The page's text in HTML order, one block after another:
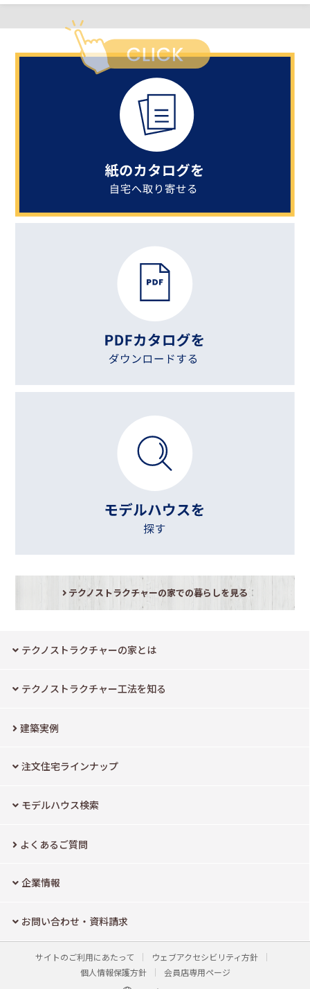
テクノストラクチャーの家での暮らしを見る
テクノストラクチャーの家とは
テクノストラクチャー工法を知る
建築実例
注文住宅ラインナップ
モデルハウス検索
よくあるご質問
企業情報
お問い合わせ・資料請求
サイトのご利用にあたって
ウェブアクセシビリティ方針
個人情報保護方針
会員店専用ページ